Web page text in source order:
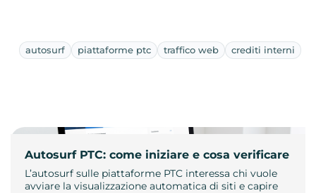
autosurf piattaforme ptc traffico web crediti interni
Autosurf PTC: come iniziare e cosa verificare
L’autosurf sulle piattaforme PTC interessa chi vuole
avviare la visualizzazione automatica di siti e capire